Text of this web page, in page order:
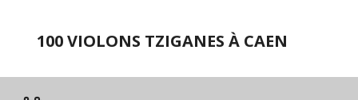
100 VIOLONS TZIGANES À CAEN